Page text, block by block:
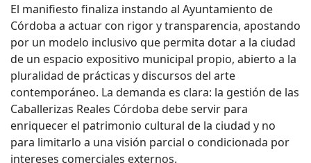
El manifiesto finaliza instando al Ayuntamiento de
Córdoba a actuar con rigor y transparencia, apostando
por un modelo inclusivo que permita dotar a la ciudad
de un espacio expositivo municipal propio, abierto a la
pluralidad de prácticas y discursos del arte
contemporáneo. La demanda es clara: la gestión de las
Caballerizas Reales Córdoba debe servir para
enriquecer el patrimonio cultural de la ciudad y no
para limitarlo a una visión parcial o condicionada por
intereses comerciales externos.